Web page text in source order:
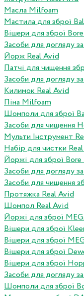
Масла Milfoam
Мастила для зброї
Вішери для зброї
Засоби для догляду
Йорж Real Avid
Патчі для чищення
Засоби для догляду
Килимок Real Avid
Піна Milfoam
Шомполи для зброї
Засоби для чищення
Мульти Інструмент
Набір для чистки
Йоржі для зброї Bore
Засоби для догляду
Засоби для чищення
Протяжка Real Avid
Шомпол Real Avid
Йоржі для зброї
Вішери для зброї
Вішери для зброї
Вішери для зброї
Вішери для зброї
Засоби для догляду
Шомполи для зброї